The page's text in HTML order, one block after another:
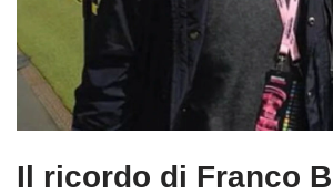
Il ricordo di Franco